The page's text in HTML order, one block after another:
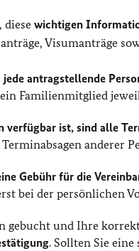
diese wichtigen
Visumanträge
jede antragstellende
Familienmitglied
verfügbar ist, sind alle
anderer
Gebühr für die
bei der persönlichen
gebucht und Ihre
. Sollten Sie